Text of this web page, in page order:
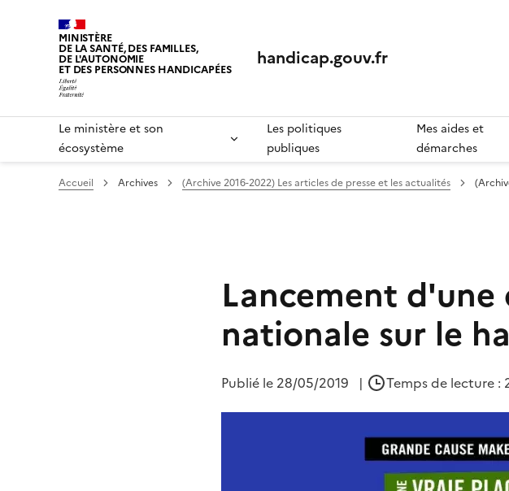
MINISTÈRE
DE LA SANTÉ, DES FAMILLES,
DE L'AUTONOMIE
ET DES PERSONNES HANDICAPÉES handicap.gouv.fr
Le ministère et son
écosystème
Les politiques
publiques
Mes aides et
démarches
Accueil Archives (Archive 2016-2022) Les articles de presse et les actualités
Lancement
nationale sur le
Publié le 28/05/2019 | Temps de lecture :